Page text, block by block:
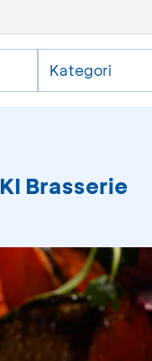
Kategori
Brasserie